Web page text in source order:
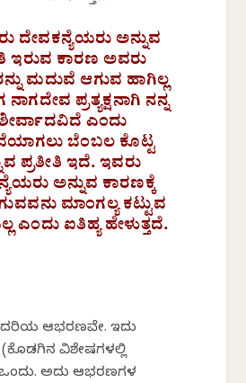
ದೇವಕನ್ಯೆಯರು ಅನ್ನುವ
ಇರುವ ಕಾರಣ ಅವರು
ಮದುವೆ ಆಗುವ ಹಾಗಿಲ್ಲ
ನಾಗದೇವ ಪ್ರತ್ಯಕ್ಷನಾಗಿ ನನ್ನ
ಎಂದು
ಬೆಂಬಲ ಕೊಟ್ಟ
ಪ್ರತೀತಿ ಇದೆ. ಇವರು
ಅನ್ನುವ ಕಾರಣಕ್ಕೆ
ಮಾಂಗಲ್ಯ ಕಟ್ಟುವ
ಎಂದು ಐತಿಹ್ಯ ಹೇಳುತ್ತದೆ.
ಆಭರಣವೇ. ಇದು
ವಿಶೇಷಗಳಲ್ಲಿ
ಅದು ಆಭರಣಗಳ